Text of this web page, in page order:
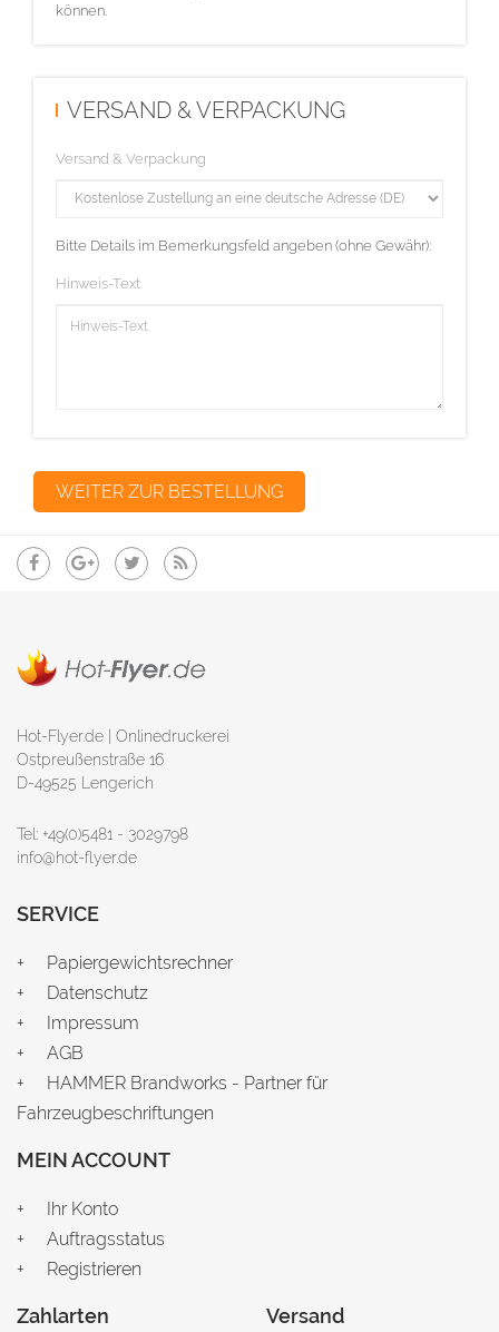
können.
VERSAND & VERPACKUNG
Versand & Verpackung
Bitte Details im Bemerkungsfeld angeben (ohne Gewähr):
Hinweis-Text
Hot-Flyer.de | Onlinedruckerei
Ostpreußenstraße 16
D-49525 Lengerich
Tel: +49(0)5481 - 3029798
info@hot-flyer.de
SERVICE
Papiergewichtsrechner
Datenschutz
Impressum
AGB
HAMMER Brandworks - Partner für
Fahrzeugbeschriftungen
MEIN ACCOUNT
Ihr Konto
Auftragsstatus
Registrieren
Zahlarten Versand